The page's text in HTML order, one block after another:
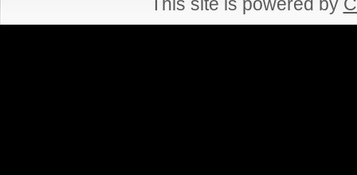
This site is powered by